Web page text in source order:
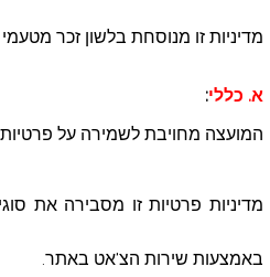
מדיניות זו מנוסחת בלשון זכר
א. כללי:
המועצה מחויבת לשמירה על
מדיניות פרטיות זו מסבירה את
באמצעות שירות הצ'אט באתר .